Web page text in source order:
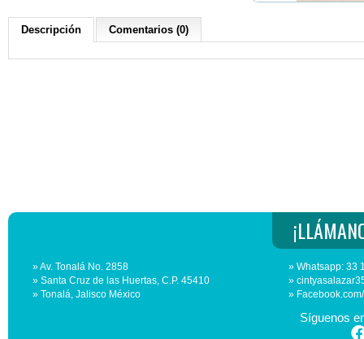
Descripción Comentarios (0)
» Av. Tonalá No. 2858
» Santa Cruz de las Huertas, C.P. 45410
» Tonalá, Jalisco México
» Whatsapp: 33
»
»
Síguenos